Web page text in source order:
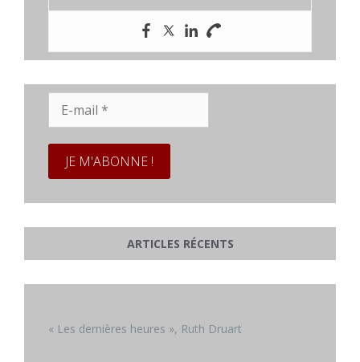
mail
ARTICLES RÉCENTS
« Les dernières heures », Ruth Druart